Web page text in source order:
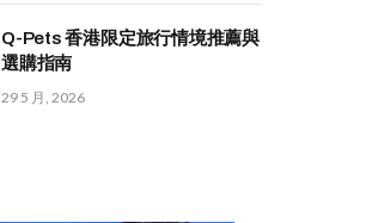
Q-Pets 香港限定旅行情境推薦與
選購指南
29 5 月, 2026